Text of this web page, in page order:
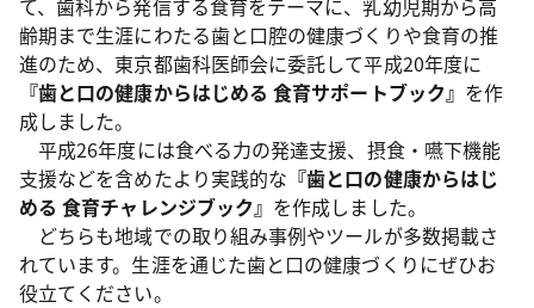
て、歯科から発信する食育をテーマに、乳幼児期から高
齢期まで生涯にわたる歯と口腔の健康づくりや食育の推
進のため、東京都歯科医師会に委託して平成20年度に
『歯と口の健康からはじめる 食育サポートブック』 を作
成しました。
平成26年度には食べる力の発達支援、摂食・嚥下機能
支援などを含めたより実践的な 『歯と口の健康からはじ
める 食育チャレンジブック』 を作成しました。
どちらも地域での取り組み事例やツールが多数掲載さ
れています。生涯を通じた歯と口の健康づくりにぜひお
役立てください。